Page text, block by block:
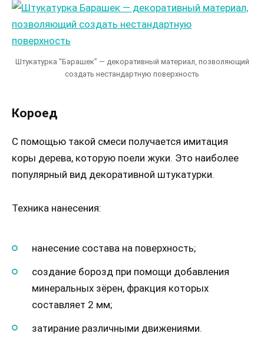
Штукатурка “Барашек” — декоративный материал, позволяющий
создать нестандартную поверхность
Короед
С помощью такой смеси получается имитация
коры дерева, которую поели жуки. Это наиболее
популярный вид декоративной штукатурки.
Техника нанесения:
нанесение состава на поверхность;
создание борозд при помощи добавления
минеральных зёрен, фракция которых
составляет 2 мм;
затирание различными движениями.